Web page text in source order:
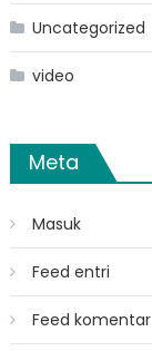
Uncategorized
video
Meta
Masuk
Feed entri
Feed komentar